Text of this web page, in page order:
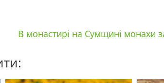
В монастирі на Сумщині монахи